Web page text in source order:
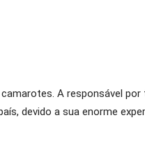
A responsável
devido a sua enorme